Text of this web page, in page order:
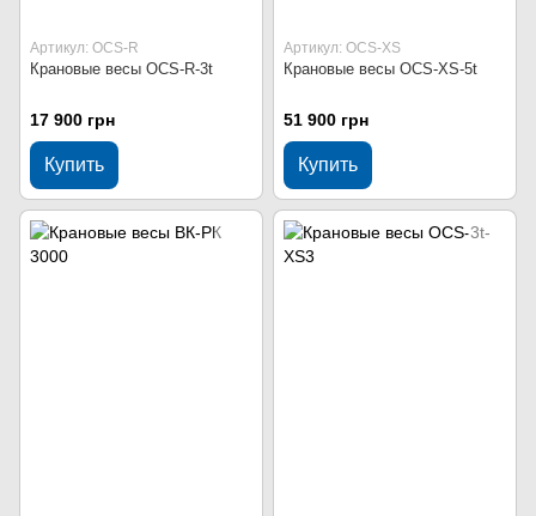
Артикул: OCS-R
Крановые весы OCS-R-3t
17 900 грн
Купить
Артикул: OCS-XS
Крановые весы OCS-XS-5t
51 900 грн
Купить